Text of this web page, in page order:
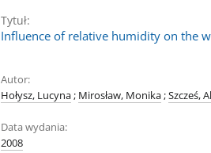
Tytuł:
Influence of relative humidity on the
Autor:
Hołysz, Lucyna; Mirosław, Monika;Szcześ,
Data wydania:
2008